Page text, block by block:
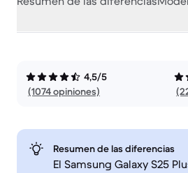
4,5/5
(1074 opiniones)
Resumen de las diferencias
El Samsung Galaxy S25